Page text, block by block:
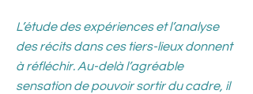
L’étude des expériences et l’analyse
des récits dans ces tiers-lieux donnent
à réfléchir. Au-delà l’agréable
sensation de pouvoir sortir du cadre, il